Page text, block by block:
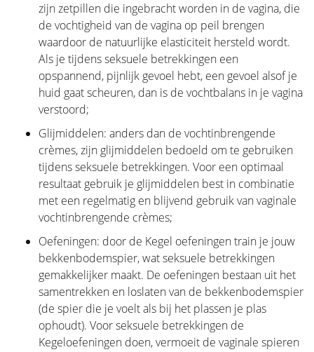
zijn zetpillen die ingebracht worden in de vagina, die
de vochtigheid van de vagina op peil brengen
waardoor de natuurlijke elasticiteit hersteld wordt.
Als je tijdens seksuele betrekkingen een
opspannend, pijnlijk gevoel hebt, een gevoel alsof je
huid gaat scheuren, dan is de vochtbalans in je vagina
verstoord;
Glijmiddelen: anders dan de vochtinbrengende
crèmes, zijn glijmiddelen bedoeld om te gebruiken
tijdens seksuele betrekkingen. Voor een optimaal
resultaat gebruik je glijmiddelen best in combinatie
met een regelmatig en blijvend gebruik van vaginale
vochtinbrengende crèmes;
Oefeningen: door de Kegel oefeningen train je jouw
bekkenbodemspier, wat seksuele betrekkingen
gemakkelijker maakt. De oefeningen bestaan uit het
samentrekken en loslaten van de bekkenbodemspier
(de spier die je voelt als bij het plassen je plas
ophoudt). Voor seksuele betrekkingen de
Kegeloefeningen doen, vermoeit de vaginale spieren